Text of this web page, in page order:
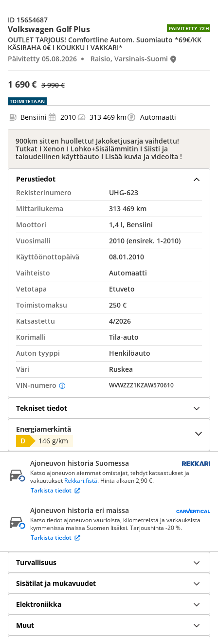
Volkswagen Golf Plus PÄIVITETTY 72H
1 690 € 3 990 €
OUTLET TARJOUS! Comfortline Autom. Suomiauto *69€/KK
KÄSIRAHA 0€ I KOUKKU I VAKKARI*
Päivitetty 05.08.2026
Raisio, Varsinais-Suomi
ID 15654687
TOIMITETAAN
Bensiini 2010 313 469 km Automaatti
900km sitten huollettu! Jakoketjusarja vaihdettu!
Tutkat I Xenon I Lohko+Sisälämmitin I Siisti ja
taloudellinen käyttöauto I Lisää kuvia ja videoita !
Perustiedot
Rekisterinumero
UHG-623
Mittarilukema
313 469 km
Moottori
1,4 l, Bensiini
Vuosimalli
2010 (ensirek. 1-2010)
Käyttöönottopäivä
08.01.2010
Vaihteisto
Automaatti
Vetotapa
Etuveto
Toimistomaksu
250 €
Katsastettu
4/2026
Korimalli
Tila-auto
Auton tyyppi
Henkilöauto
Väri
Ruskea
VIN-numero
WVWZZZ1KZAW570610
Tekniset tiedot
Energiamerkintä
D
146 g/km
Ajoneuvon historia Suomessa
Katso ajoneuvon aiemmat omistajat, tehdyt katsastukset ja
vakuutukset Rekkari.fistä. Hinta alkaen 2,90 €.
Tarkista tiedot
Ajoneuvon historia eri maissa
Katso tiedot ajoneuvon vaurioista, kilometreistä ja varkauksista
kymmenissä maissa Suomen lisäksi. Tarjoushinta -20 %.
Tarkista tiedot
Turvallisuus
Sisätilat ja mukavuudet
Elektroniikka
Muut